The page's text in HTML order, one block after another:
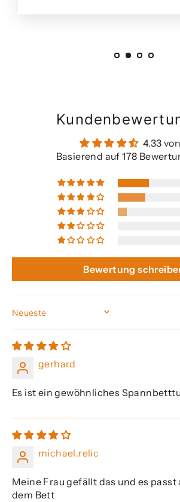
4.33
Basierend auf 178
Bewertung
SORT BY
gerhard
Es ist ein gewöhnliches
michael.relic
Meine Frau gefällt das und es passt
dem Bett